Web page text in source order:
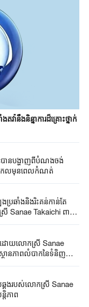
វ៉ានឹងនិន្នាការដ៏គ្រោះថ្នាក់
តសកលមុនពេលកំណត់
រឆាំងនិងរិះគន់កាន់តែ
Sanae Takaichi ពាក់
ញដោយលោកស្រី Sanae
ថានភាពលំបាកនៃទំនិញឡើង
ឆ្គងរបស់លោកស្រី​ Sanae
តិភាព